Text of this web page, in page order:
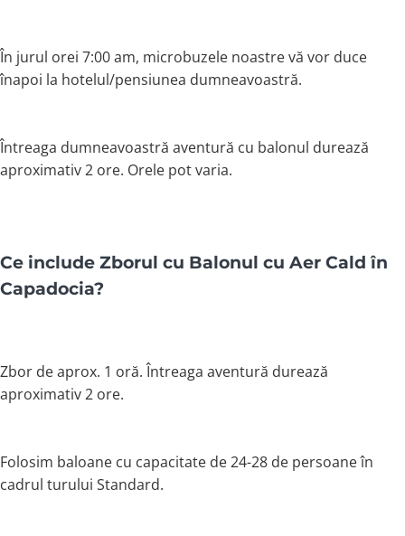
În jurul orei 7:00 am, microbuzele noastre vă vor duce
înapoi la hotelul/pensiunea dumneavoastră.
Întreaga dumneavoastră aventură cu balonul durează
aproximativ 2 ore. Orele pot varia.
Ce include Zborul cu Balonul cu Aer Cald în
Capadocia?
Zbor de aprox. 1 oră. Întreaga aventură durează
aproximativ 2 ore.
Folosim baloane cu capacitate de 24-28 de persoane în
cadrul turului Standard.